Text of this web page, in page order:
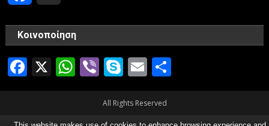
Κοινοποίηση
Facebook
X WhatsApp
ViberSkype
Email
All Rights Reserved